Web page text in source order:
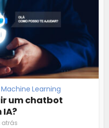
Machine Learning
um chatbot
IA?
atrás